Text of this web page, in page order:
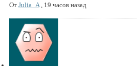
От Julia_A 19 часов назад